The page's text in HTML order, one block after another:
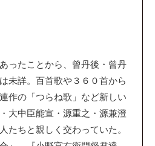
ったことから、曾丹後・曾丹
未詳。百首歌や３６０首から
作の「つらね歌」など新しい
大中臣能宣・源重之・源兼澄
たちと親しく交わっていた。